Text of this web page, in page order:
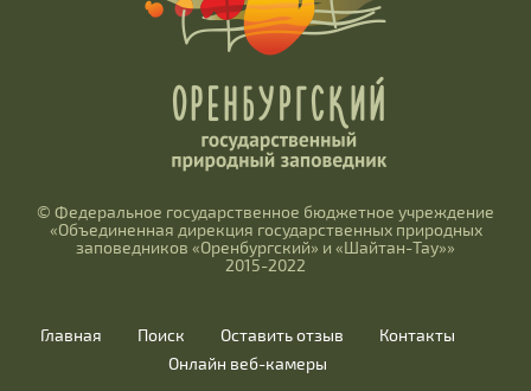
© Федеральное государственное бюджетное учреждение
«Объединенная дирекция государственных природных
заповедников «Оренбургский» и «Шайтан-Тау»»
2015-2022
Главная Поиск Оставить отзыв
Контакты
Онлайн веб-камеры